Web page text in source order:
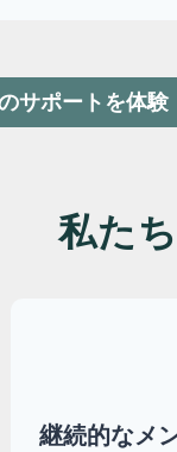
サポートを体験
私た
継続的なメ